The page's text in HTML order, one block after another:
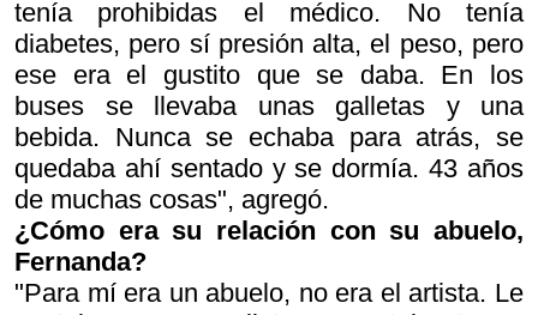
tenía prohibidas el médico. No tenía
diabetes, pero sí presión alta, el peso, pero
ese era el gustito que se daba. En los
buses se llevaba unas galletas y una
bebida. Nunca se echaba para atrás, se
quedaba ahí sentado y se dormía. 43 años
de muchas cosas", agregó.
¿Cómo era su relación con su abuelo,
Fernanda?
"Para mí era un abuelo, no era el artista. Le